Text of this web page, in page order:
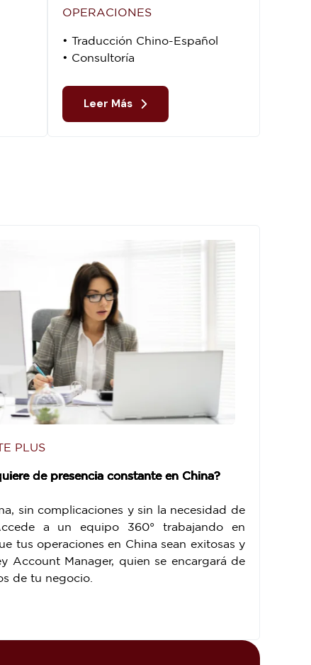
OPERACIONES
• Traducción Chino-Español
• Consultoría
Leer Más
PLUS
de presencia constante en China?
sin complicaciones y sin la necesidad de
a un equipo 360° trabajando en
tus operaciones en China sean exitosas y
Account Manager, quien se encargará de
de tu negocio.